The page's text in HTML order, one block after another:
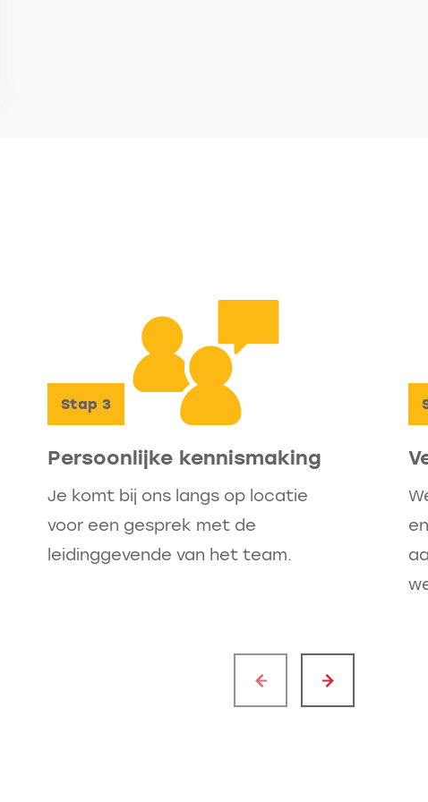
Stap 3
Persoonlijke kennismaking
Je komt bij ons langs op locatie
voor een gesprek met de
leidinggevende van het team.